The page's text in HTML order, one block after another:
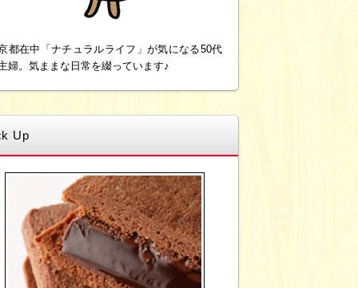
都在中「ナチュラルライフ」が気になる50代
婦。気ままな日常を綴っています♪
Up